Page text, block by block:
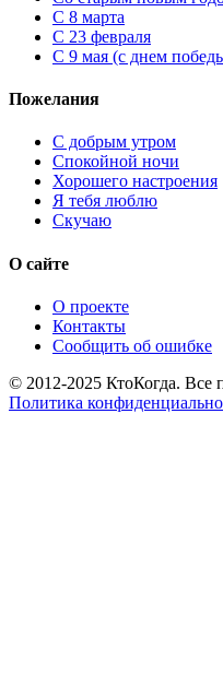
С 8 марта
С 23 февраля
С 9 мая (с днем
Пожелания
С добрым утром
Спокойной ночи
Хорошего настроения
Я тебя люблю
Скучаю
О сайте
О проекте
Контакты
Сообщить об ошибке
© 2012-2025 КтоКогда. Все
Политика